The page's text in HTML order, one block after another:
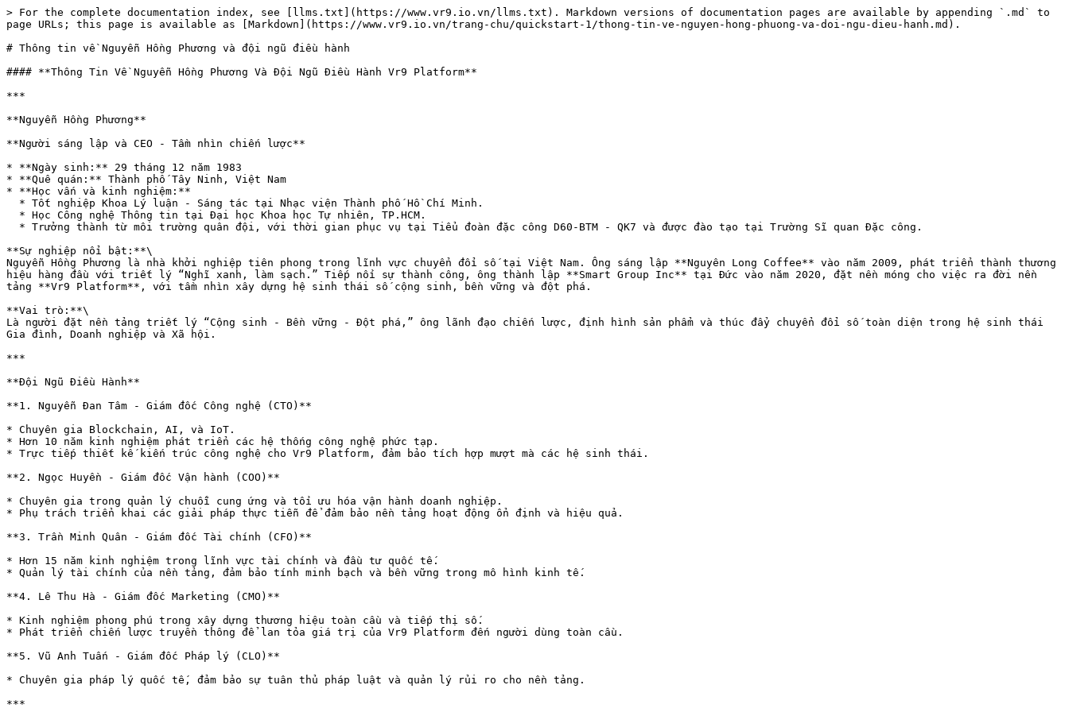
> For the complete documentation index, see [llms.txt](https://www.vr9.io.vn/llms.txt). Markdown versions of documentation pages are available by appending `.md` to
page URLs; this page is available as [Markdown](https://www.vr9.io.vn/trang-chu/quickstart-1/thong-tin-ve-nguyen-hong-phuong-va-doi-ngu-dieu-hanh.md).
# Thông tin về Nguyễn Hồng Phương và đội ngũ điều hành
#### **Thông Tin Về Nguyễn Hồng Phương Và Đội Ngũ Điều Hành Vr9 Platform**
***
**Nguyễn Hồng Phương**
**Người sáng lập và CEO - Tầm nhìn chiến lược**
* **Ngày sinh:** 29 tháng 12 năm 1983
* **Quê quán:** Thành phố Tây Ninh, Việt Nam
* **Học vấn và kinh nghiệm:**
**Sự nghiệp nổi bật:**\
Nguyễn Hồng Phương là nhà khởi nghiệp tiên phong trong lĩnh vực chuyển đổi số tại Việt Nam. Ông sáng lập **Nguyên Long Coffee** vào năm 2009, phát triển thành thương
hiệu hàng đầu với triết lý “Nghĩ xanh, làm sạch.” Tiếp nối sự thành công, ông thành lập **Smart Group Inc** tại Đức vào năm 2020, đặt nền móng cho việc ra đời nền
tảng **Vr9 Platform**, với tầm nhìn xây dựng hệ sinh thái số cộng sinh, bền vững và đột phá.
**Vai trò:**\
Là người đặt nền tảng triết lý “Cộng sinh - Bền vững - Đột phá,” ông lãnh đạo chiến lược, định hình sản phẩm và thúc đẩy chuyển đổi số toàn diện trong hệ sinh thái
Gia đình, Doanh nghiệp và Xã hội.
***
**Đội Ngũ Điều Hành**
**1. Nguyễn Đan Tâm - Giám đốc Công nghệ (CTO)**
* Chuyên gia Blockchain, AI, và IoT.
* Hơn 10 năm kinh nghiệm phát triển các hệ thống công nghệ phức tạp.
* Trực tiếp thiết kế kiến trúc công nghệ cho Vr9 Platform, đảm bảo tích hợp mượt mà các hệ sinh thái.
**2. Ngọc Huyền - Giám đốc Vận hành (COO)**
* Chuyên gia trong quản lý chuỗi cung ứng và tối ưu hóa vận hành doanh nghiệp.
* Phụ trách triển khai các giải pháp thực tiễn để đảm bảo nền tảng hoạt động ổn định và hiệu quả.
**3. Trần Minh Quân - Giám đốc Tài chính (CFO)**
* Hơn 15 năm kinh nghiệm trong lĩnh vực tài chính và đầu tư quốc tế.
* Quản lý tài chính của nền tảng, đảm bảo tính minh bạch và bền vững trong mô hình kinh tế.
**4. Lê Thu Hà - Giám đốc Marketing (CMO)**
* Kinh nghiệm phong phú trong xây dựng thương hiệu toàn cầu và tiếp thị số.
* Phát triển chiến lược truyền thông để lan tỏa giá trị của Vr9 Platform đến người dùng toàn cầu.
**5. Vũ Anh Tuấn - Giám đốc Pháp lý (CLO)**
* Chuyên gia pháp lý quốc tế, đảm bảo sự tuân thủ pháp luật và quản lý rủi ro cho nền tảng.
***